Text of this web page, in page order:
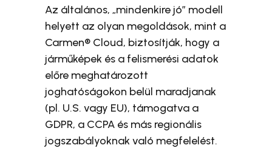
Az általános, „mindenkire jó” modell
helyett az olyan megoldások, mint a
Carmen® Cloud, biztosítják, hogy a
járműképek és a felismerési adatok
előre meghatározott
joghatóságokon belül maradjanak
(pl. U.S. vagy EU), támogatva a
GDPR, a CCPA és más regionális
jogszabályoknak való megfelelést.